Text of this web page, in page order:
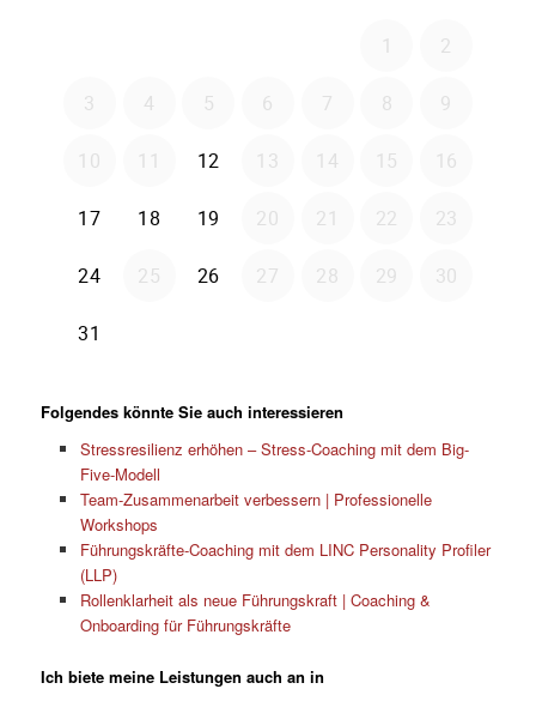
Folgendes könnte Sie auch interessieren
Stressresilienz erhöhen – Stress-Coaching mit dem Big-
Five-Modell
Team-Zusammenarbeit verbessern | Professionelle
Workshops
Führungskräfte-Coaching mit dem LINC Personality Profiler
(LLP)
Rollenklarheit als neue Führungskraft | Coaching &
Onboarding für Führungskräfte
Ich biete meine Leistungen auch an in